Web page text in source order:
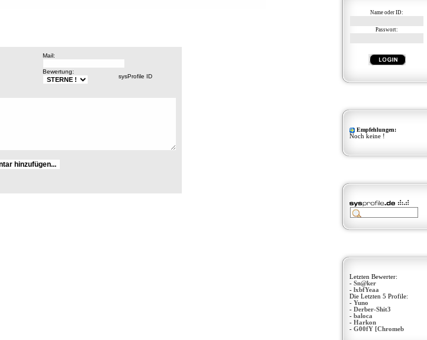
Mail:
Bewertung:
sysProfile ID
Name oder ID:
Passwort:
Empfehlungen:
Noch keine !
Letzten Bewerter:
- Sn@ker
- lxbfYeaa
Die Letzten 5 Profile:
- Yuno
- Derber-Shit3
- baloca
- Harkon
- G00fY [Chromeb